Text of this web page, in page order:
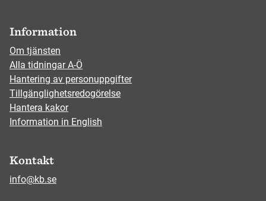
Information
Om tjänsten
Alla tidningar A-Ö
Hantering av personuppgifter
Tillgänglighetsredogörelse
Hantera kakor
Information in English
Kontakt
info@kb.se